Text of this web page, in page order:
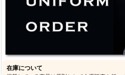
在庫について